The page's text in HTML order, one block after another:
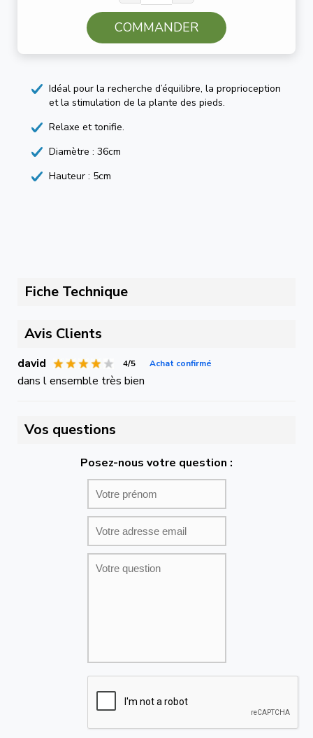
COMMANDER
Idéal pour la recherche d’équilibre, la proprioception
et la stimulation de la plante des pieds.
Relaxe et tonifie.
Diamètre : 36cm
Hauteur : 5cm
Fiche Technique
Avis Clients
david 4/5 Achat confirmé
dans l ensemble très bien
Vos questions
Posez-nous votre question :